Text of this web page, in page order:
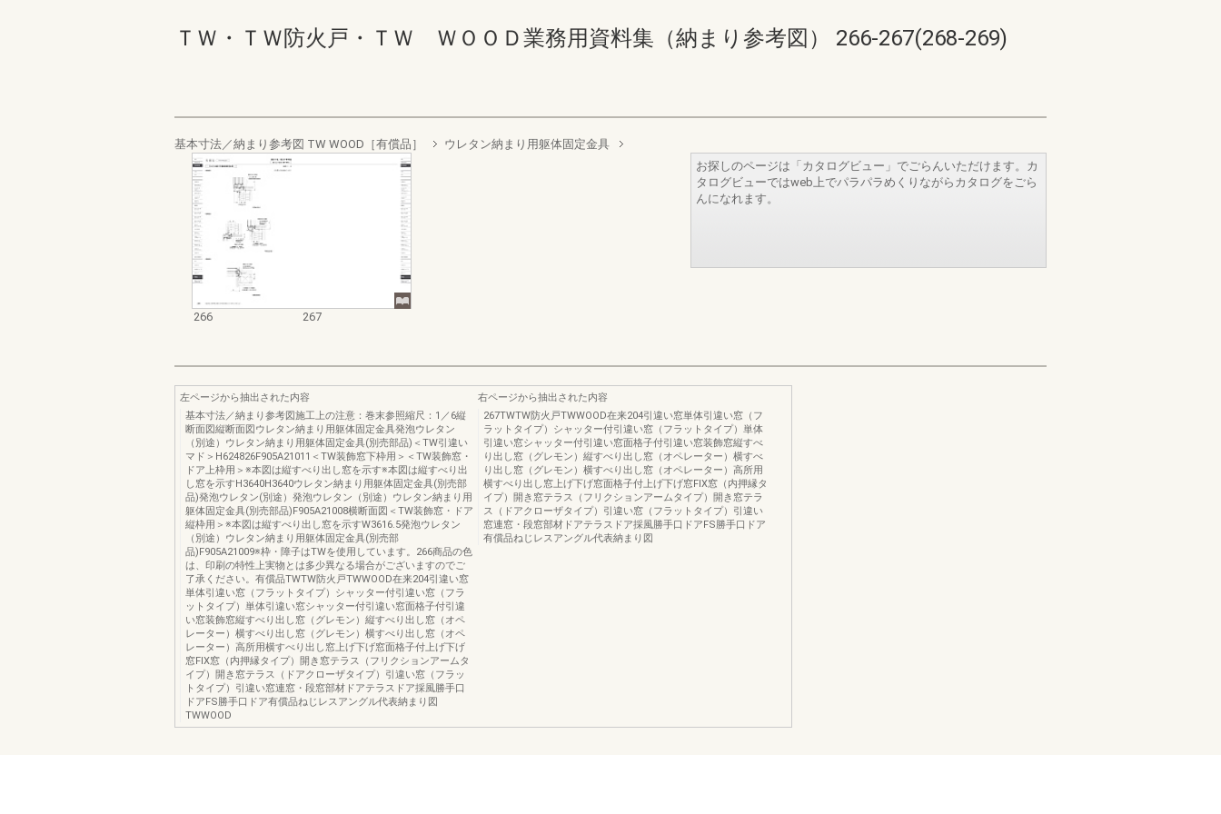
ＴＷ・ＴＷ防火戸・ＴＷ ＷＯＯＤ業務用資料集（納まり参考図） 266-267(268-269)
基本寸法／納まり参考図 TW WOOD［有償品］ ウレタン納まり用躯体固定金具
266 267
お探しのページは「カタログビュー」でごらんいただけます。カ
タログビューではweb上でパラパラめくりながらカタログをごら
んになれます。
左ページから抽出された内容
基本寸法／納まり参考図施工上の注意：巻末参照縮尺：1／6縦
断面図縦断面図ウレタン納まり用躯体固定金具発泡ウレタン
（別途）ウレタン納まり用躯体固定金具(別売部品)＜TW引違い
マド＞H624826F905A21011＜TW装飾窓下枠用＞＜TW装飾窓・
ドア上枠用＞※本図は縦すべり出し窓を示す※本図は縦すべり出
し窓を示すH3640H3640ウレタン納まり用躯体固定金具(別売部
品)発泡ウレタン(別途）発泡ウレタン（別途）ウレタン納まり用
躯体固定金具(別売部品)F905A21008横断面図＜TW装飾窓・ドア
縦枠用＞※本図は縦すべり出し窓を示すW3616.5発泡ウレタン
（別途）ウレタン納まり用躯体固定金具(別売部
品)F905A21009※枠・障子はTWを使用しています。266商品の色
は、印刷の特性上実物とは多少異なる場合がございますのでご
了承ください。有償品TWTW防火戸TWWOOD在来204引違い窓
単体引違い窓（フラットタイプ）シャッター付引違い窓（フラ
ットタイプ）単体引違い窓シャッター付引違い窓面格子付引違
い窓装飾窓縦すべり出し窓（グレモン）縦すべり出し窓（オペ
レーター）横すべり出し窓（グレモン）横すべり出し窓（オペ
レーター）高所用横すべり出し窓上げ下げ窓面格子付上げ下げ
窓FIX窓（内押縁タイプ）開き窓テラス（フリクションアームタ
イプ）開き窓テラス（ドアクローザタイプ）引違い窓（フラッ
トタイプ）引違い窓連窓・段窓部材ドアテラスドア採風勝手口
ドアFS勝手口ドア有償品ねじレスアングル代表納まり図
TWWOOD
右ページから抽出された内容
267TWTW防火戸TWWOOD在来204引違い窓単体引違い窓（フ
ラットタイプ）シャッター付引違い窓（フラットタイプ）単体
引違い窓シャッター付引違い窓面格子付引違い窓装飾窓縦すべ
り出し窓（グレモン）縦すべり出し窓（オペレーター）横すべ
り出し窓（グレモン）横すべり出し窓（オペレーター）高所用
横すべり出し窓上げ下げ窓面格子付上げ下げ窓FIX窓（内押縁タ
イプ）開き窓テラス（フリクションアームタイプ）開き窓テラ
ス（ドアクローザタイプ）引違い窓（フラットタイプ）引違い
窓連窓・段窓部材ドアテラスドア採風勝手口ドアFS勝手口ドア
有償品ねじレスアングル代表納まり図